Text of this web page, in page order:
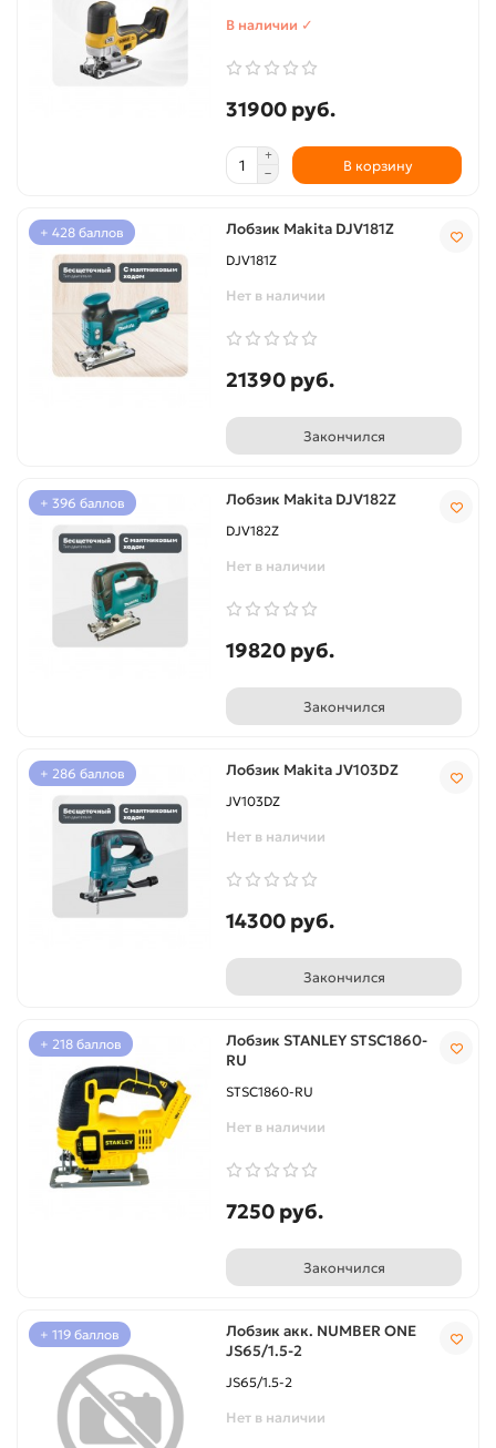
В наличии ✓
31900 руб.
В корзину
+ 428 баллов Лобзик Makita DJV181Z
DJV181Z
Нет в наличии
21390 руб.
Закончился
+ 396 баллов Лобзик Makita DJV182Z
DJV182Z
Нет в наличии
19820 руб.
Закончился
+ 286 баллов Лобзик Makita JV103DZ
JV103DZ
Нет в наличии
14300 руб.
Закончился
+ 218 баллов
Лобзик STANLEY STSC1860-
RU
STSC1860-RU
Нет в наличии
7250 руб.
Закончился
+ 119 баллов
Лобзик акк. NUMBER ONE
JS65/1.5-2
JS65/1.5-2
Нет в наличии